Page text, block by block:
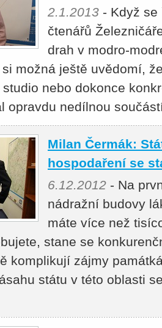
2.1.2013 - Když se
čtenářů
drah v modro-
možná ještě uvědomí,
nebo dokonce
opravdu nedílnou
Milan Čermák:
hospodaření se
6.12.2012 - Na
nádražní budovy
máte více než
stane se
komplikují zájmy
státu v této oblasti